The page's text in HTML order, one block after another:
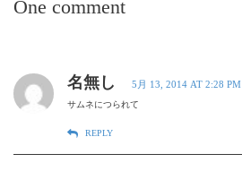
One comment
名無し 5月 13, 2014 AT 2:28 PM
サムネにつられて
REPLY